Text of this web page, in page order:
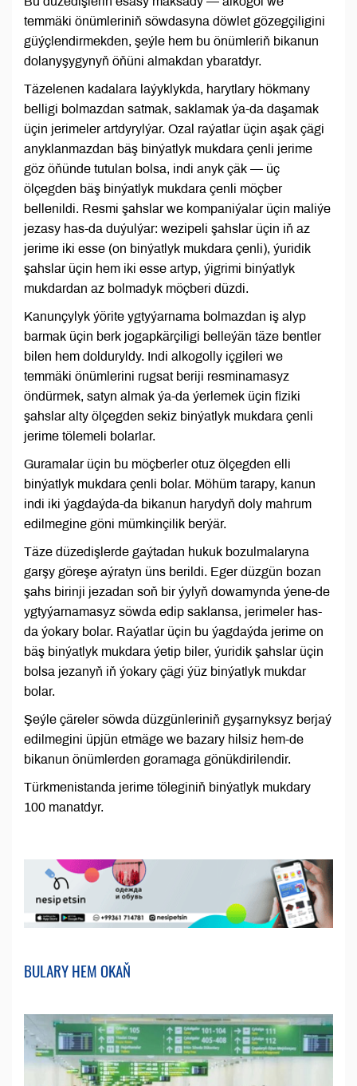
temmäki önümleriniň söwdasyna döwlet gözegçiligini
güýçlendirmekden, şeýle hem bu önümleriň bikanun
dolanyşygynyň öňüni almakdan ybaratdyr.
Täzelenen kadalara laýyklykda, harytlary hökmany
belligi bolmazdan satmak, saklamak ýa-da daşamak
üçin jerimeler artdyrylýar. Ozal raýatlar üçin aşak çägi
anyklanmazdan bäş binýatlyk mukdara çenli jerime
göz öňünde tutulan bolsa, indi anyk çäk — üç
ölçegden bäş binýatlyk mukdara çenli möçber
bellenildi. Resmi şahslar we kompaniýalar üçin maliýe
jezasy has-da duýulýar: wezipeli şahslar üçin iň az
jerime iki esse (on binýatlyk mukdara çenli), ýuridik
şahslar üçin hem iki esse artyp, ýigrimi binýatlyk
mukdardan az bolmadyk möçberi düzdi.
Kanunçylyk ýörite ygtyýarnama bolmazdan iş alyp
barmak üçin berk jogapkärçiligi belleýän täze bentler
bilen hem dolduryldy. Indi alkogolly içgileri we
temmäki önümlerini rugsat beriji resminamasyz
öndürmek, satyn almak ýa-da ýerlemek üçin fiziki
şahslar alty ölçegden sekiz binýatlyk mukdara çenli
jerime tölemeli bolarlar.
Guramalar üçin bu möçberler otuz ölçegden elli
binýatlyk mukdara çenli bolar. Möhüm tarapy, kanun
indi iki ýagdaýda-da bikanun harydyň doly mahrum
edilmegine göni mümkinçilik berýär.
Täze düzedişlerde gaýtadan hukuk bozulmalaryna
garşy göreşe aýratyn üns berildi. Eger düzgün bozan
şahs birinji jezadan soň bir ýylyň dowamynda ýene-de
ygtyýarnamasyz söwda edip saklansa, jerimeler has-
da ýokary bolar. Raýatlar üçin bu ýagdaýda jerime on
bäş binýatlyk mukdara ýetip biler, ýuridik şahslar üçin
bolsa jezanyň iň ýokary çägi ýüz binýatlyk mukdar
bolar.
Şeýle çäreler söwda düzgünleriniň gyşarnyksyz berjaý
edilmegini üpjün etmäge we bazary hilsiz hem-de
bikanun önümlerden goramaga gönükdirilendir.
Türkmenistanda jerime töleginiň binýatlyk mukdary
100 manatdyr.
BULARY HEM OKAŇ